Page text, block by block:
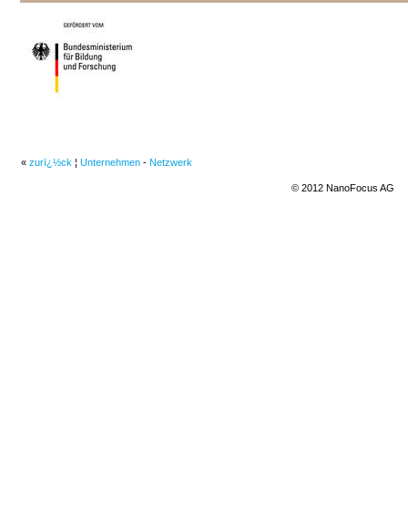
« zurï¿½ck ¦ Unternehmen - Netzwerk
© 2012 NanoFocus AG